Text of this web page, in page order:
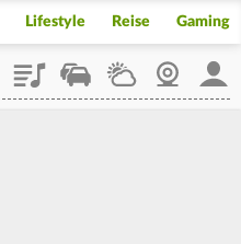
Lifestyle Reise Gaming
PlaylistStaupilotWetterWebcam